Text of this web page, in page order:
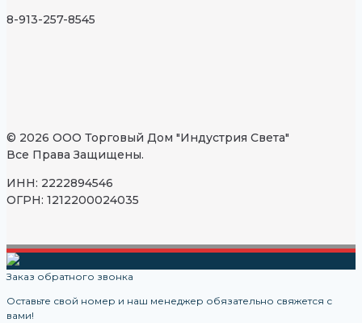
8-913-257-8545
© 2026 ООО Торговый Дом "Индустрия Света"
Все Права Защищены.
ИНН: 2222894546
ОГРН: 1212200024035
Заказ обратного звонка
Оставьте свой номер и наш менеджер обязательно свяжется с
вами!